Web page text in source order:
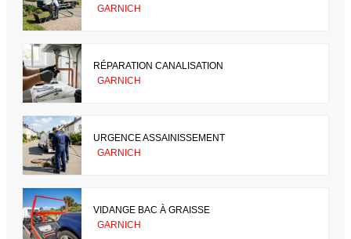
GARNICH
RÉPARATION CANALISATION
GARNICH
URGENCE ASSAINISSEMENT
GARNICH
VIDANGE BAC À GRAISSE
GARNICH